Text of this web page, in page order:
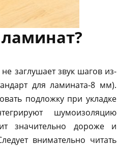
заглушает звук шагов из-
для ламината-8 мм).
подложку при укладке
шумоизоляцию
значительно дороже и
внимательно читать